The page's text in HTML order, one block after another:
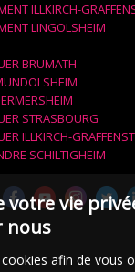
ILLKIRCH-
LINGOLSHEIM
BRUMATH
STRASBOURG
ILLKIRCH-
SCHILTIGHEIM
votre vie
nous
afin de vous